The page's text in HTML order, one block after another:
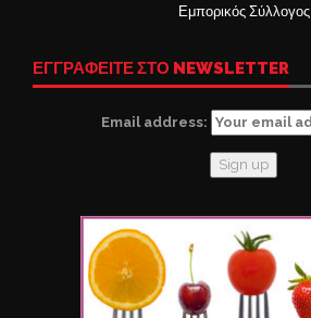
Εμπορικός Σύλλογος
ΕΓΓΡΑΦΕΙΤΕ ΣΤΟ NEWSLETTER
Email address: